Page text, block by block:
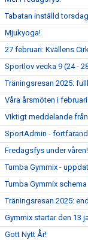
Tabatan inställd
Mjukyoga!
27 februari: Kvällens
Sportlov vecka 9 (24 -
Träningsresan 2025:
Våra årsmöten i
Viktigt meddelande
SportAdmin -
Fredagsfys under våren!
Tumba Gymmix -
Tumba Gymmix
Träningsresan 2025:
Gymmix startar den 13
Gott Nytt År!